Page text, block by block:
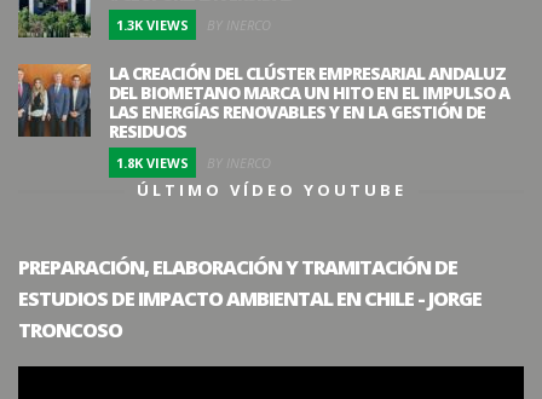
1.3K VIEWS BY INERCO
LA CREACIÓN DEL CLÚSTER EMPRESARIAL ANDALUZ
DEL BIOMETANO MARCA UN HITO EN EL IMPULSO A
LAS ENERGÍAS RENOVABLES Y EN LA GESTIÓN DE
RESIDUOS
1.8K VIEWS BY INERCO
ÚLTIMO VÍDEO YOUTUBE
PREPARACIÓN, ELABORACIÓN Y TRAMITACIÓN DE
ESTUDIOS DE IMPACTO AMBIENTAL EN CHILE - JORGE
TRONCOSO